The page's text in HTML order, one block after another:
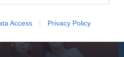
Access Privacy Policy